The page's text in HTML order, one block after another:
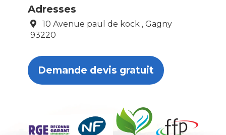
Adresses
10 Avenue paul de kock , Gagny
93220
Demande devis gratuit